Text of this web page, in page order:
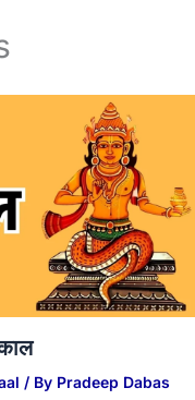
/ By Pradeep Dabas